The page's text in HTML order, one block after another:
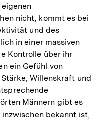
der
nicht, kommt es bei
und des
in einer massiven
Kontrolle über ihr
ein Gefühl von
Willenskraft und
Männern gibt es
bekannt ist,